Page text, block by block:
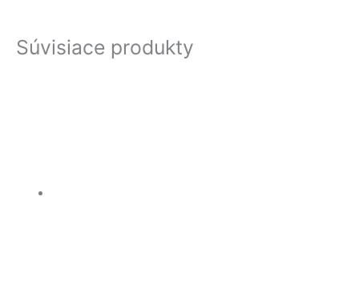
Súvisiace produkty